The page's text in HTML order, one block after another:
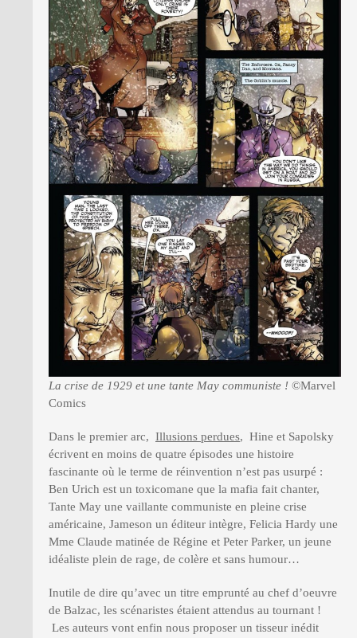
La crise de 1929 et une tante May communiste ! ©Marvel
Comics
Dans le premier arc, Illusions perdues, Hine et Sapolsky
écrivent en moins de quatre épisodes une histoire
fascinante où le terme de réinvention n’est pas usurpé :
Ben Urich est un toxicomane que la mafia fait chanter,
Tante May une vaillante communiste en pleine crise
américaine, Jameson un éditeur intègre, Felicia Hardy une
Mme Claude matinée de Régine et Peter Parker, un jeune
idéaliste plein de rage, de colère et sans humour…
Inutile de dire qu’avec un titre emprunté au chef d’oeuvre
de Balzac, les scénaristes étaient attendus au tournant !
Les auteurs vont enfin nous proposer un tisseur inédit